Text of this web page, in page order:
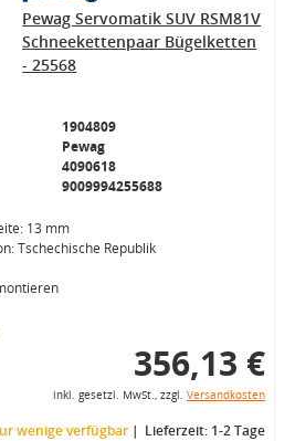
Pewag Servomatik SUV RSM81V
Schneekettenpaar Bügelketten
- 25568
1904809
Pewag
4090618
9009994255688
13 mm
Tschechische Republik
356,13 €
inkl. gesetzl. MwSt., zzgl. Versandkosten
wenige verfügbar Lieferzeit: 1-2 Tage